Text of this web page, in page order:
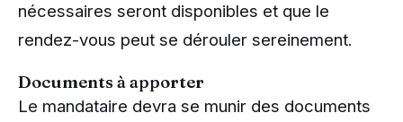
nécessaires seront disponibles et que le
rendez-vous peut se dérouler sereinement.
Documents à apporter
Le mandataire devra se munir des documents